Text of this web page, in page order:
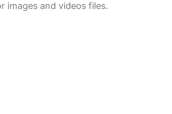
images and videos files.